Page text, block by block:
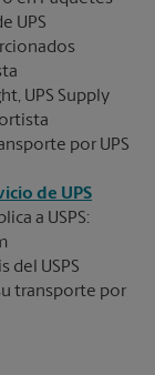
UPS
UPS Supply
por UPS
de UPS
a USPS:
del USPS
transporte por